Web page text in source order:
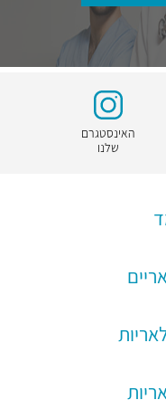
האינסטגרם
שלנו